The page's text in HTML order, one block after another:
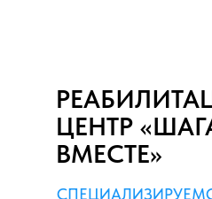
ЦЕНТР
ВМЕСТЕ»